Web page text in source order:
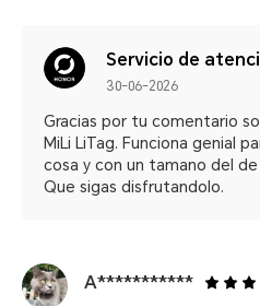
Servicio de
30-06-2026
Gracias por tu comentario
MiLi LiTag. Funciona genial
cosa y con un tamano del
Que sigas disfrutandolo.
A***********